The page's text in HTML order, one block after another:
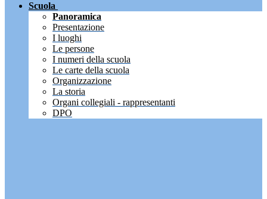
Scuola
Panoramica
Presentazione
I luoghi
Le persone
I numeri della scuola
Le carte della scuola
Organizzazione
La storia
Organi collegiali - rappresentanti
DPO